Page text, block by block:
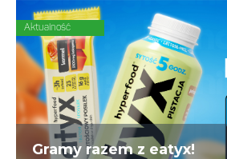
amatorów.
Aktualność
Gramy razem z eatyx!